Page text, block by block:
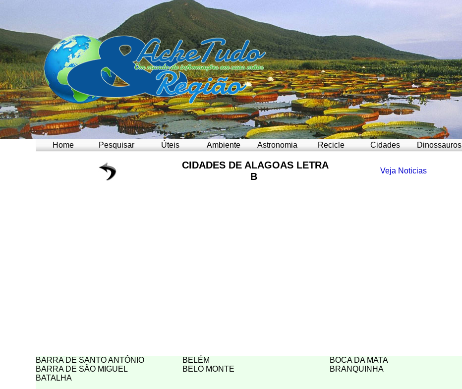
Home Pesquisar Úteis Ambiente Astronomia Recicle Cidades Dinossauros
CIDADES DE ALAGOAS LETRA
B
Veja Noticias
BARRA DE SANTO ANTÔNIO BELÉM
BOCA DA MATA
BARRA DE SÃO MIGUEL
BELO MONTE
BRANQUINHA
BATALHA